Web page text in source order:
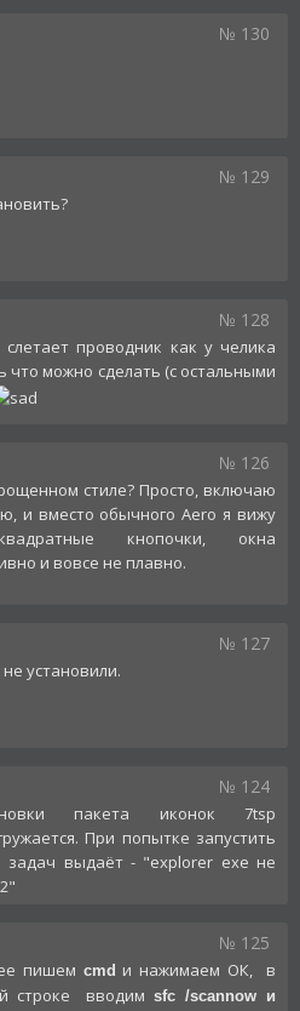
№ 130
№ 129
№ 128
проводник как у челика
что можно сделать (с остальными
№ 126
стиле? Просто, включаю
и вместо обычного Aero я вижу
кнопочки, окна
и вовсе не плавно.
№ 127
установили.
№ 124
пакета иконок 7tsp
При попытке запустить
задач выдаёт - "explorer exe не
№ 125
пишем cmd и нажимаем ОК, в
строке вводимsfc /scannow и